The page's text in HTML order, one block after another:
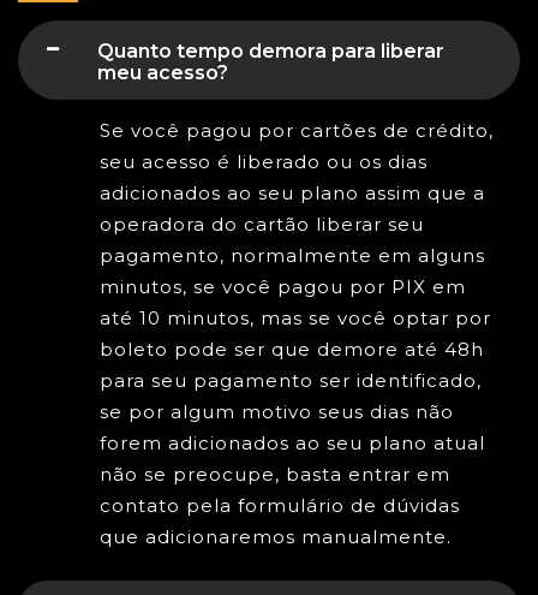
Quanto tempo demora para liberar
meu acesso?
Se você pagou por cartões de crédito,
seu acesso é liberado ou os dias
adicionados ao seu plano assim que a
operadora do cartão liberar seu
pagamento, normalmente em alguns
minutos, se você pagou por PIX em
até 10 minutos, mas se você optar por
boleto pode ser que demore até 48h
para seu pagamento ser identificado,
se por algum motivo seus dias não
forem adicionados ao seu plano atual
não se preocupe, basta entrar em
contato pela formulário de dúvidas
que adicionaremos manualmente.